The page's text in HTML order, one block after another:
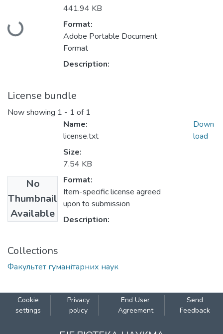
Loading...
441.94 KB
Format:
Adobe Portable Document
Format
Description:
License bundle
Now showing 1 - 1 of 1
No
Thumbnail
Available
Name:
license.txt
Size:
7.54 KB
Format:
Item-specific license agreed
upon to submission
Description:
Down
load
Collections
Факультет гуманітарних наук
Cookie
settings
Privacy
policy
End User
Agreement
Send
Feedback